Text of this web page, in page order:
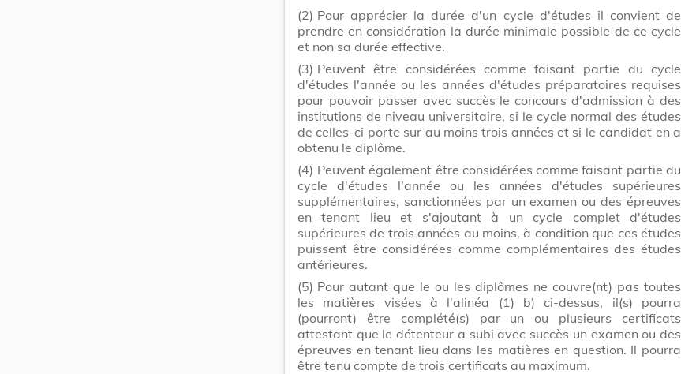
(2) Pour apprécier la durée d'un cycle d'études il convient de
prendre en considération la durée minimale possible de ce cycle
et non sa durée effective.
(3) Peuvent être considérées comme faisant partie du cycle
d'études l'année ou les années d'études préparatoires requises
pour pouvoir passer avec succès le concours d'admission à des
institutions de niveau universitaire, si le cycle normal des études
de celles-ci porte sur au moins trois années et si le candidat en a
obtenu le diplôme.
(4) Peuvent également être considérées comme faisant partie du
cycle d'études l'année ou les années d'études supérieures
supplémentaires, sanctionnées par un examen ou des épreuves
en tenant lieu et s'ajoutant à un cycle complet d'études
supérieures de trois années au moins, à condition que ces études
puissent être considérées comme complémentaires des études
antérieures.
(5) Pour autant que le ou les diplômes ne couvre(nt) pas toutes
les matières visées à l'alinéa (1) b) ci-dessus, il(s) pourra
(pourront) être complété(s) par un ou plusieurs certificats
attestant que le détenteur a subi avec succès un examen ou des
épreuves en tenant lieu dans les matières en question. Il pourra
être tenu compte de trois certificats au maximum.